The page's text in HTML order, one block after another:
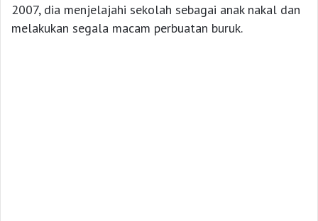
2007, dia menjelajahi sekolah sebagai anak nakal dan
melakukan segala macam perbuatan buruk.